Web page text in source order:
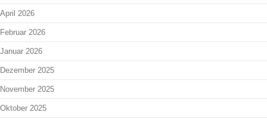
April 2026
Februar 2026
Januar 2026
Dezember 2025
November 2025
Oktober 2025